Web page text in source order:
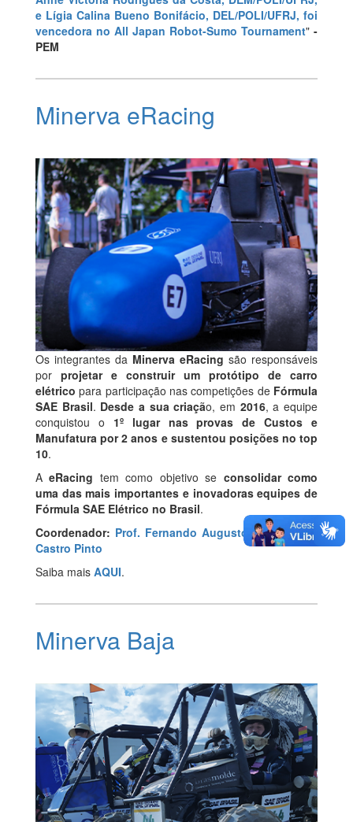
e Lígia Calina Bueno Bonifácio, DEL/POLI/UFRJ, foi
vencedora no All Japan Robot-Sumo Tournament" -
PEM
Minerva eRacing
Os integrantes da Minerva eRacing são responsáveis
por projetar e construir um protótipo de carro
elétrico para participação nas competições deFórmula
SAE Brasil. Desde a sua criação, em 2016, a equipe
conquistou o 1º lugar nas provas de Custos e
Manufatura por 2 anos e sustentou posições no top
10.
AeRacing tem como objetivo se consolidar como
uma das mais importantes e inovadoras equipes de
Fórmula SAE Elétrico no Brasil.
Coordenador: Prof. Fernando Augusto de Noronha
Castro Pinto
Saiba mais AQUI.
Minerva Baja